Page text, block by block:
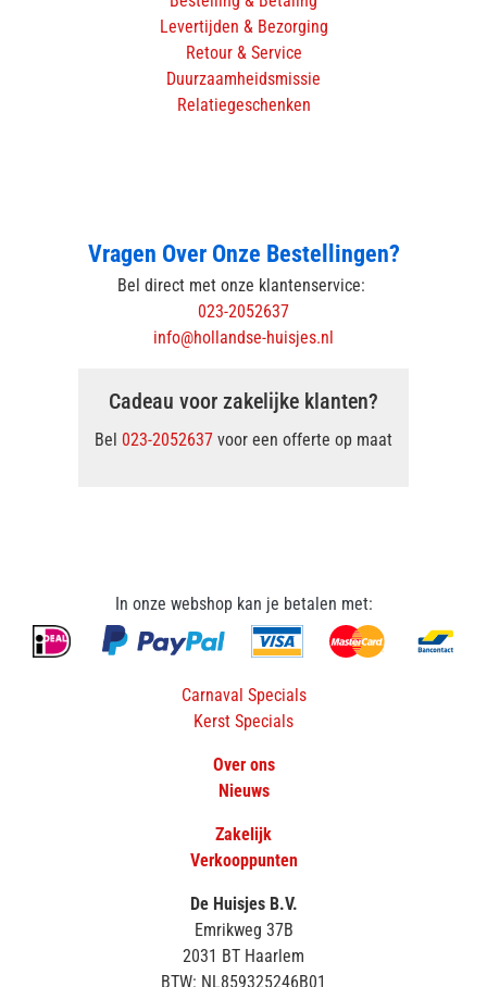
Levertijden & Bezorging
Retour & Service
Duurzaamheidsmissie
Relatiegeschenken
Vragen Over Onze Bestellingen?
Bel direct met onze klantenservice:
023-2052637
info@hollandse-huisjes.nl
Cadeau voor zakelijke klanten?
Bel 023-2052637 voor een offerte op maat
In onze webshop kan je betalen met:
Carnaval Specials
Kerst Specials
Over ons
Nieuws
Zakelijk
Verkooppunten
De Huisjes B.V.
Emrikweg 37B
2031 BT Haarlem
BTW: NL859325246B01